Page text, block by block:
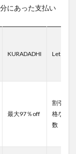
にあった支払い
KURADADHI Let
最大97％off
割引率
格ない
数